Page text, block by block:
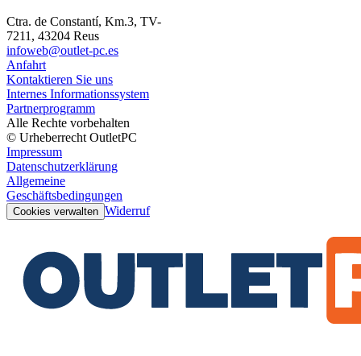
Ctra. de Constantí, Km.3, TV-
7211, 43204 Reus
infoweb@outlet-pc.es
Anfahrt
Kontaktieren Sie uns
Internes Informationssystem
Partnerprogramm
Alle Rechte vorbehalten
© Urheberrecht OutletPC
Impressum
Datenschutzerklärung
Allgemeine
Geschäftsbedingungen
Cookies verwalten Widerruf